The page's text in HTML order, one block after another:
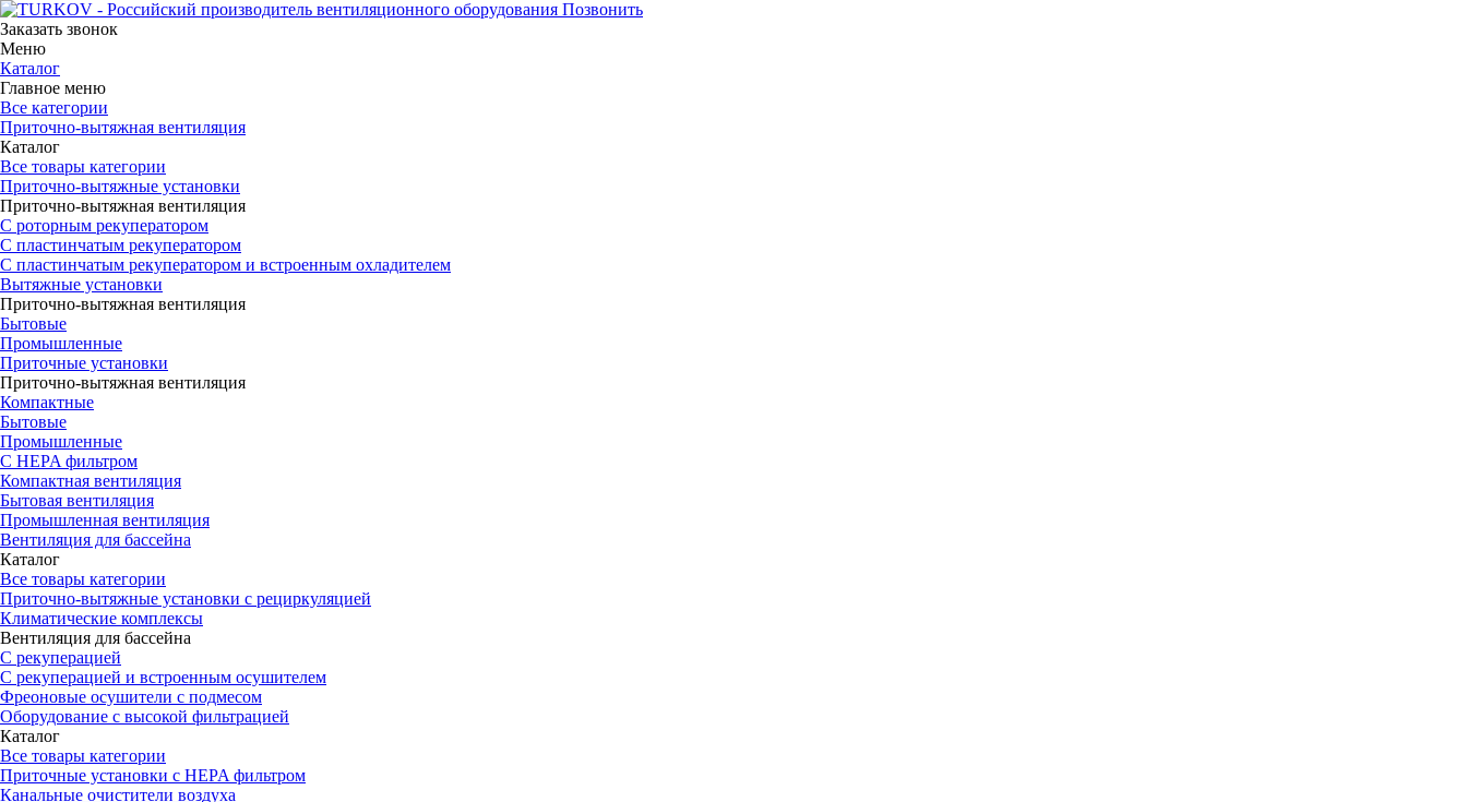
Позвонить
Заказать звонок
Меню
Каталог
Главное меню
Все категории
Приточно-вытяжная вентиляция
Каталог
Все товары категории
Приточно-вытяжные установки
Приточно-вытяжная вентиляция
С роторным рекуператором
С пластинчатым рекуператором
С пластинчатым рекуператором и встроенным охладителем
Вытяжные установки
Приточно-вытяжная вентиляция
Бытовые
Промышленные
Приточные установки
Приточно-вытяжная вентиляция
Компактные
Бытовые
Промышленные
С HEPA фильтром
Компактная вентиляция
Бытовая вентиляция
Промышленная вентиляция
Вентиляция для бассейна
Каталог
Все товары категории
Приточно-вытяжные установки с рециркуляцией
Климатические комплексы
Вентиляция для бассейна
С рекуперацией
С рекуперацией и встроенным осушителем
Фреоновые осушители с подмесом
Оборудование с высокой фильтрацией
Каталог
Все товары категории
Приточные установки c HEPA фильтром
Канальные очистители воздуха